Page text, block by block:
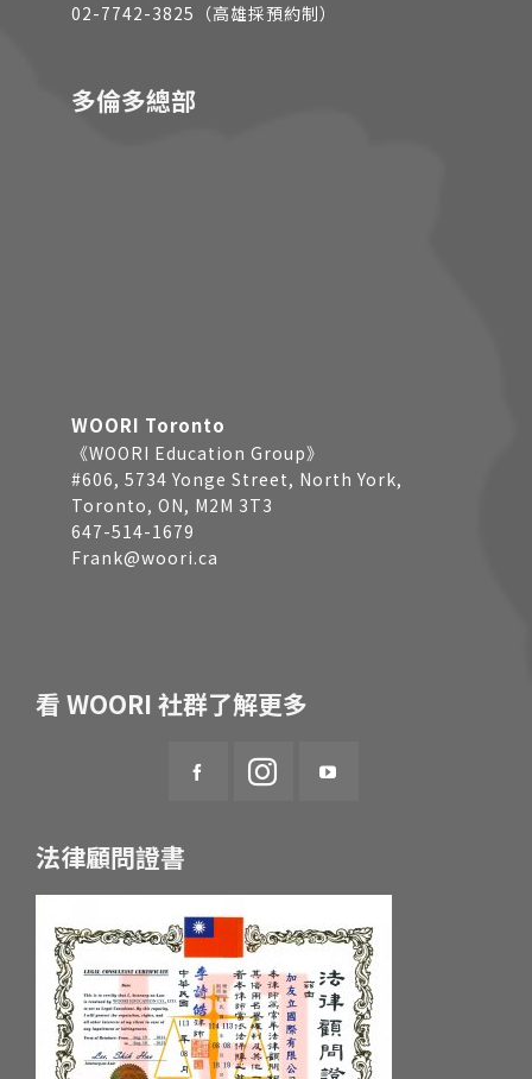
02-7742-3825（高雄採預約制）
多倫多總部
WOORI Toronto
《WOORI Education Group》
#606, 5734 Yonge Street, North York,
Toronto, ON, M2M 3T3
647-514-1679
Frank@woori.ca
看 WOORI 社群了解更多
法律顧問證書